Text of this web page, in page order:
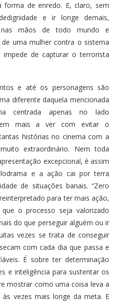
forma de enredo. E, claro, sem
e ir longe demais,
nas mãos de todo mundo e
uma mulher contra o sistema
de capturar o terrorista
e até os personagens são
diferente daquela mencionada
centrada apenas no lado
mais a ver com evitar o
histórias no cinema com a
extraordinário. Nem toda
excepcional, é assim
e a ação cai por terra
de situações banais. “Zero
para ter mais ação,
o processo seja valorizado
do que perseguir alguém ou ir
vezes se trata de conseguir
com cada dia que passa e
É sobre ter determinação
e inteligência para sustentar os
mostrar como uma coisa leva a
vezes mais longe da meta. E